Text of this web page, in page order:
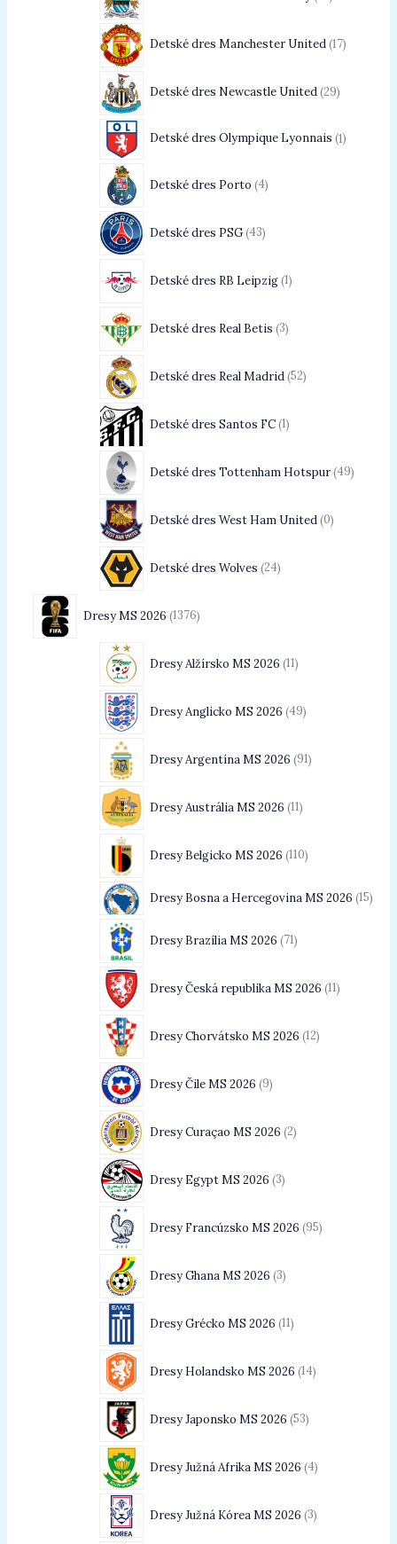
Detské dres Manchester United 17
Detské dres Newcastle United 29
Detské dres Olympique Lyonnais 1
Detské dres Porto 4
Detské dres PSG 43
Detské dres RB Leipzig 1
Detské dres Real Betis 3
Detské dres Real Madrid 52
Detské dres Santos FC 1
Detské dres Tottenham Hotspur 49
Detské dres West Ham United 0
Detské dres Wolves 24
Dresy MS 2026 1376
Dresy Alžírsko MS 2026 11
Dresy Anglicko MS 2026 49
Dresy Argentína MS 2026 91
Dresy Austrália MS 2026 11
Dresy Belgicko MS 2026 110
Dresy Bosna a Hercegovina MS 2026 15
Dresy Brazília MS 2026 71
Dresy Česká republika MS 2026 11
Dresy Chorvátsko MS 2026 12
Dresy Čile MS 2026 9
Dresy Curaçao MS 2026 2
Dresy Egypt MS 2026 3
Dresy Francúzsko MS 2026 95
Dresy Ghana MS 2026 3
Dresy Grécko MS 2026 11
Dresy Holandsko MS 2026 14
Dresy Japonsko MS 2026 53
Dresy Južná Afrika MS 2026 4
Dresy Južná Kórea MS 2026 3